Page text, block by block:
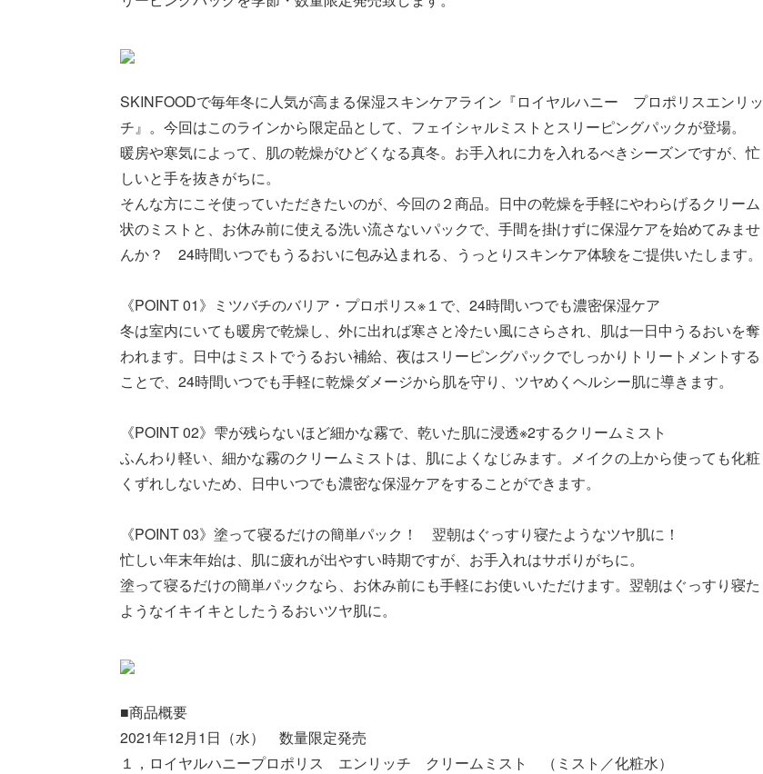
SKINFOODで毎年冬に人気が高まる保湿スキンケアライン『ロイヤルハニー プロポリスエンリッ
チ』。今回はこのラインから限定品として、フェイシャルミストとスリーピングパックが登場。
暖房や寒気によって、肌の乾燥がひどくなる真冬。お手入れに力を入れるべきシーズンですが、忙
しいと手を抜きがちに。
そんな方にこそ使っていただきたいのが、今回の２商品。日中の乾燥を手軽にやわらげるクリーム
状のミストと、お休み前に使える洗い流さないパックで、手間を掛けずに保湿ケアを始めてみませ
んか？ 24時間いつでもうるおいに包み込まれる、うっとりスキンケア体験をご提供いたします。
《POINT 01》ミツバチのバリア・プロポリス※１で、24時間いつでも濃密保湿ケア
冬は室内にいても暖房で乾燥し、外に出れば寒さと冷たい風にさらされ、肌は一日中うるおいを奪
われます。日中はミストでうるおい補給、夜はスリーピングパックでしっかりトリートメントする
ことで、24時間いつでも手軽に乾燥ダメージから肌を守り、ツヤめくヘルシー肌に導きます。
《POINT 02》雫が残らないほど細かな霧で、乾いた肌に浸透※2するクリームミスト
ふんわり軽い、細かな霧のクリームミストは、肌によくなじみます。メイクの上から使っても化粧
くずれしないため、日中いつでも濃密な保湿ケアをすることができます。
《POINT 03》塗って寝るだけの簡単パック！ 翌朝はぐっすり寝たようなツヤ肌に！
忙しい年末年始は、肌に疲れが出やすい時期ですが、お手入れはサボりがちに。
塗って寝るだけの簡単パックなら、お休み前にも手軽にお使いいただけます。翌朝はぐっすり寝た
ようなイキイキとしたうるおいツヤ肌に。
■商品概要
2021年12月1日（水） 数量限定発売
１，ロイヤルハニープロポリス エンリッチ クリームミスト （ミスト／化粧水）